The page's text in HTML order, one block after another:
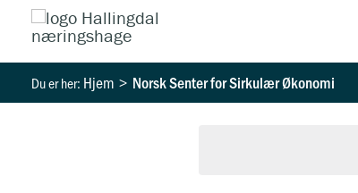
Hopp
til
innholdet
Hjem Norsk Senter for Sirkulær Økonomi